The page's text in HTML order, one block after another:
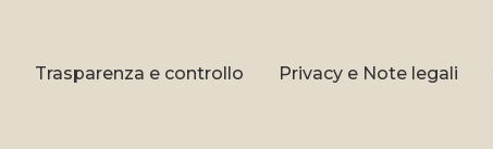
Trasparenza e controllo Privacy e Note legali